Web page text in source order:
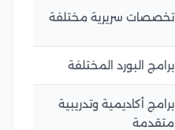
تخصصات سريرية مختلفة
برامج البورد المختلفة
برامج أكاديمية وتدريبية
متقدمة